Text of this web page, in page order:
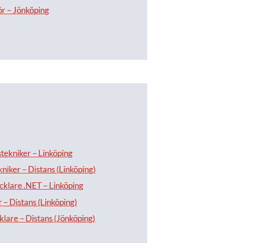
– Jönköping
– Linköping
– Distans (Linköping)
.NET – Linköping
– Distans (Linköping)
– Distans (Jönköping)